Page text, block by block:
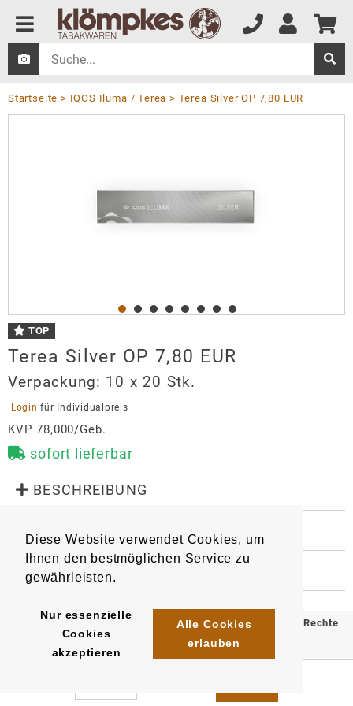
Diese Website verwendet Cookies, um
Ihnen den bestmöglichen Service zu
gewährleisten.
Nur essenzielle
Cookies
akzeptieren
Alle Cookies
erlauben
Startseite IQOS Iluma / Terea Terea Silver OP 7,80 EUR
TOP
Terea Silver OP 7,80 EUR
Verpackung: 10 x 20 Stk.
Login für Individualpreis
KVP 78,000/Geb.
sofort lieferbar
BESCHREIBUNG
Artikel 9369 EAN/ Stück 4023500047265
EAN/Gebinde10:
4023500747264
EAN/Umkarton500
HERSTELLER
Hersteller
Philip Morris GmbH
Am Haag 14
auftrag.philipmorris@pmi.com
© 2025 Klömpkes Heinrich Inh. Marion Winkels e.K. Alle Rechte
vorbehalten.